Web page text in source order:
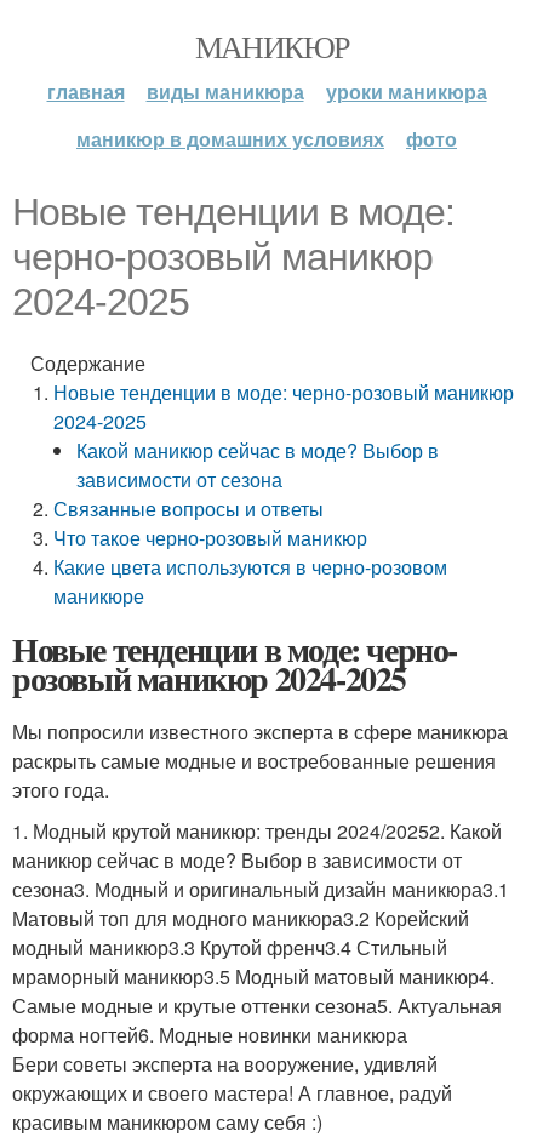
МАНИКЮР
главная виды маникюра
уроки маникюра
маникюр в домашних условиях
фото
Новые тенденции в моде:
черно-розовый маникюр
2024-2025
Содержание
Новые тенденции в моде: черно-розовый маникюр
2024-2025
Какой маникюр сейчас в моде? Выбор в
зависимости от сезона
Связанные вопросы и ответы
Что такое черно-розовый маникюр
Какие цвета используются в черно-розовом
маникюре
Новые тенденции в моде: черно-
розовый маникюр 2024-2025
Мы попросили известного эксперта в сфере маникюра
раскрыть самые модные и востребованные решения
этого года.
1. Модный крутой маникюр: тренды 2024/20252. Какой
маникюр сейчас в моде? Выбор в зависимости от
сезона3. Модный и оригинальный дизайн маникюра3.1
Матовый топ для модного маникюра3.2 Корейский
модный маникюр3.3 Крутой френч3.4 Стильный
мраморный маникюр3.5 Модный матовый маникюр4.
Самые модные и крутые оттенки сезона5. Актуальная
форма ногтей6. Модные новинки маникюра
Бери советы эксперта на вооружение, удивляй
окружающих и своего мастера! А главное, радуй
красивым маникюром саму себя :)